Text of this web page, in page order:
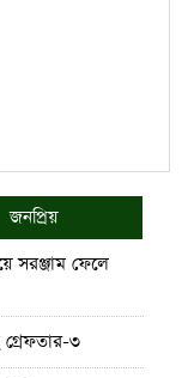
জনপ্রিয়
সরঞ্জাম ফেলে
৩